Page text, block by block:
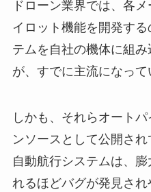
ドローン業界では、各
イロット機能を開発す
テムを自社の機体に組
が、すでに主流になって
しかも、それらオート
ンソースとして公開され
自動航行システムは、
れるほどバグが発見さ